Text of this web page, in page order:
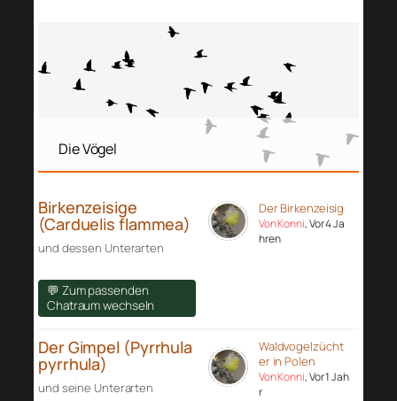
Die Vögel
Birkenzeisige
(Carduelis flammea)
und dessen Unterarten
💬 Zum passenden
Chatraum wechseln
Der Birkenzeisig
Von Konni, Vor 4 Ja
hren
Der Gimpel (Pyrrhula
pyrrhula)
und seine Unterarten
Waldvogelzücht
er in Polen
Von Konni, Vor 1 Jah
r